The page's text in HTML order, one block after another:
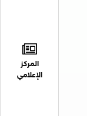
المركز
الإعلامي